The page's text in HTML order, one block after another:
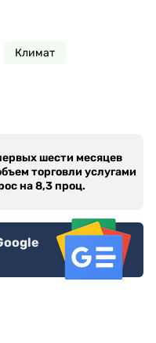
Климат
шести месяцев
торговли услугами
на 8,3 проц.